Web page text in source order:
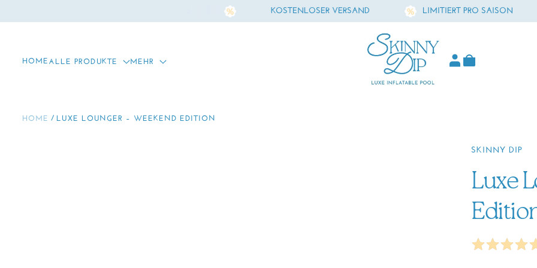
KOSTENLOSER VERSAND LIMITIERT PRO SAISON
HOME ALLE PRODUKTE MEHR
Skinny Dip
HOME LUXE LOUNGER – WEEKEND EDITION
SKINNY DIP
Luxe